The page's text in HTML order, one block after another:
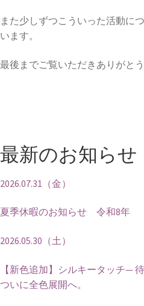
また少しずつこういった活動に
います。
最後までご覧いただきありがとう
最新のお知らせ
2026.07.31（金）
夏季休暇のお知らせ 令和8年
2026.05.30（土）
【新色追加】シルキータッチ—
ついに全色展開へ。